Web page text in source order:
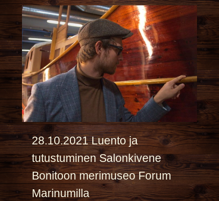
28.10.2021 Luento ja
tutustuminen Salonkivene
Bonitoon merimuseo Forum
Marinumilla